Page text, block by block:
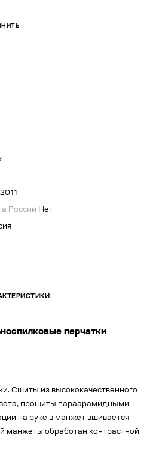
России Нет
перчатки
Сшиты из высококачественного
прошиты параарамидными
на руке в манжет вшивается
манжеты обработан контрастной